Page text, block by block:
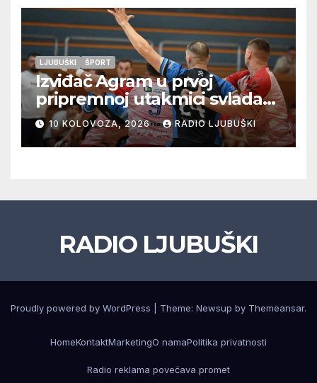
LJUBUŠKI ŠPORT
Izviđač Agram u prvoj
pripremnoj utakmici svladao
Metković Zalom 37:32
10 KOLOVOZA, 2026 RADIO LJUBUŠKI
RADIO LJUBUŠKI
Proudly powered by WordPress Theme: Newsup by Themeansar.
HomeKontaktMarketingO namaPolitika privatnosti
Radio reklama povećava promet